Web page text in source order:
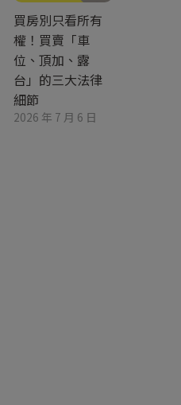
買房別只看所有
權！買賣「車
位、頂加、露
台」的三大法律
細節
2026 年 7 月 6 日